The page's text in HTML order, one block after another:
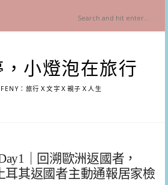
小燈泡在旅行
：旅行Ｘ文字Ｘ親子Ｘ人生
｜回溯歐洲返國者，
耳其返國者主動通報居家檢